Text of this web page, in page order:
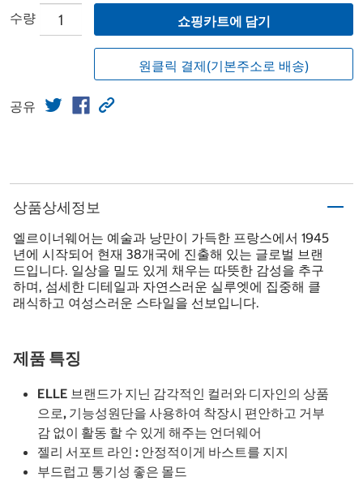
수량 쇼핑카트에 담기
원클릭 결제(기본주소로 배송)
공유
상품상세정보
엘르이너웨어는 예술과 낭만이 가득한 프랑스에서 1945
년에 시작되어 현재 38개국에 진출해 있는 글로벌 브랜
드입니다. 일상을 밀도 있게 채우는 따뜻한 감성을 추구
하며, 섬세한 디테일과 자연스러운 실루엣에 집중해 클
래식하고 여성스러운 스타일을 선보입니다.
제품 특징
ELLE 브랜드가 지닌 감각적인 컬러와 디자인의 상품
으로, 기능성원단을 사용하여 착장시 편안하고 거부
감 없이 활동 할 수 있게 해주는 언더웨어
젤리 서포트 라인 : 안정적이게 바스트를 지지
부드럽고 통기성 좋은 몰드